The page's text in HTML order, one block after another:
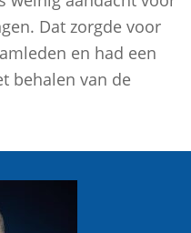
Dat zorgde voor
en had een
behalen van de